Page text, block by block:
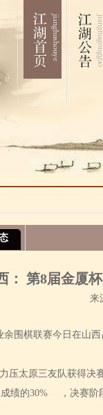
： 第8届金厦
来
余围棋联赛今日在山
力压太原三友队获得决
绩的30%
，决赛